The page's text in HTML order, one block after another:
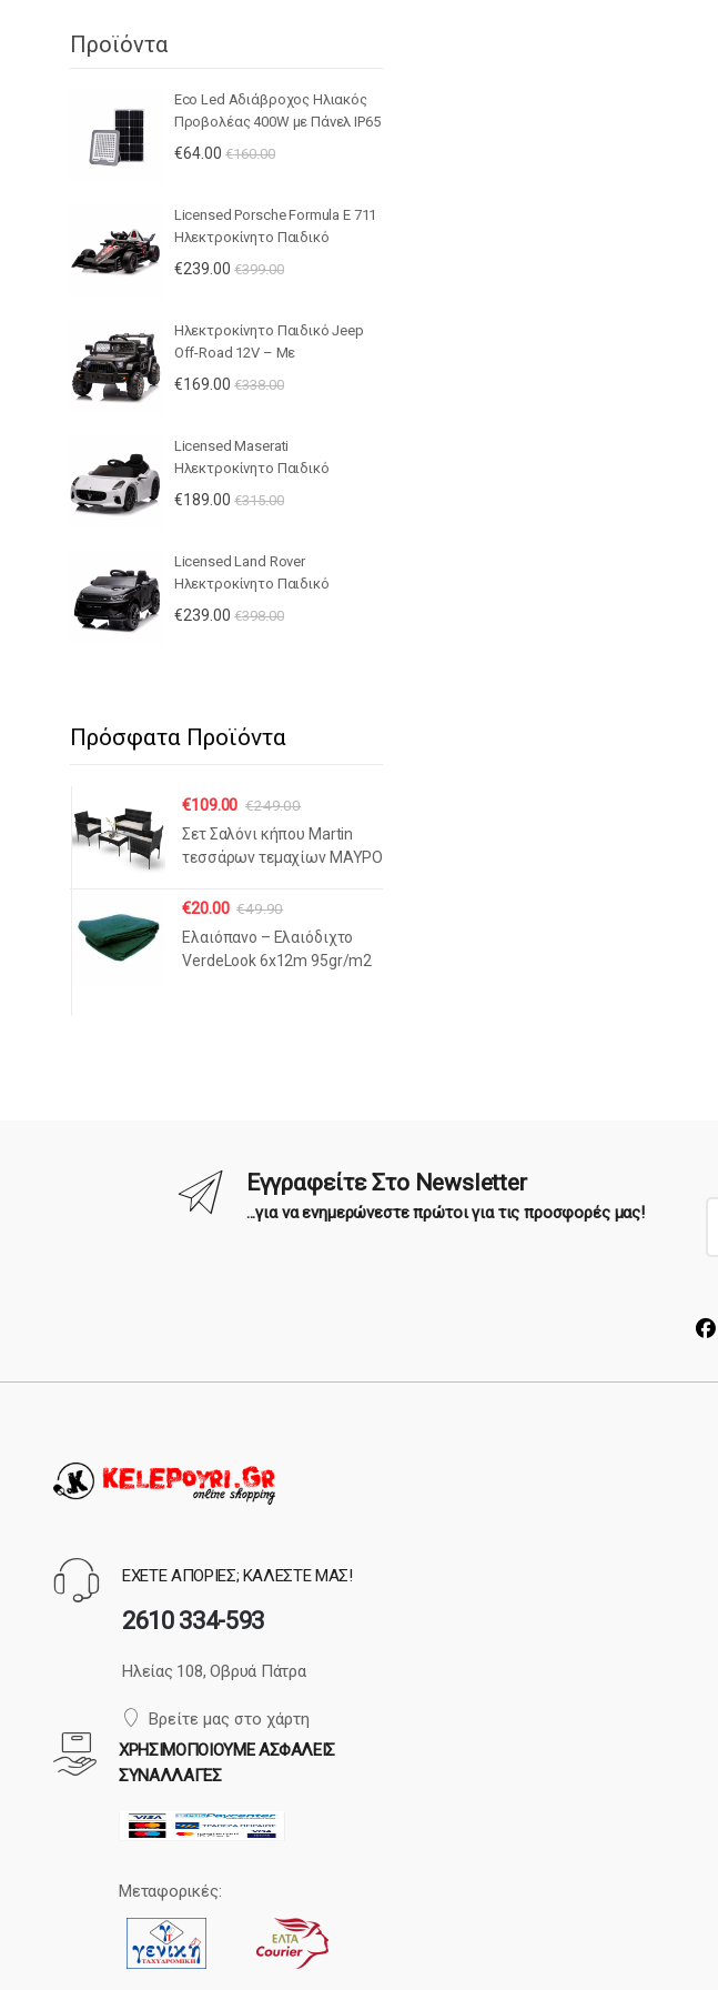
Προϊόντα
Eco Led Αδιάβροχος Ηλιακός
Προβολέας 400W με Πάνελ IP65
– JHD-KFL-G
€64.00 €160.00
Licensed Porsche Formula E 711
Ηλεκτροκίνητο Παιδικό
Μονοθέσιο 12V – Με
€239.00 €399.00
Ηλεκτροκίνητο Παιδικό Jeep
Off-Road 12V – Με
Τηλεχειριστήριο, LED Φώτα,
€169.00 €338.00
Licensed Maserati
Ηλεκτροκίνητο Παιδικό
Αυτοκίνητο 12V – Με
ΛΕΥΚΟ
€189.00 €315.00
Licensed Land Rover
Ηλεκτροκίνητο Παιδικό
Αυτοκίνητο 12V – Με
€239.00 €398.00
Πρόσφατα Προϊόντα
€109.00 €249.00
Σετ Σαλόνι κήπου Martin
τεσσάρων τεμαχίων ΜΑΥΡΟ
€20.00 €49.90
Ελαιόπανο – Ελαιόδιχτο
VerdeLook 6x12m 95gr/m2
Εγγραφείτε Στο Newsletter
...για να ενημερώνεστε πρώτοι για τις προσφορές μας!
l
*
ΕΧΕΤΕ ΑΠΟΡΙΕΣ; ΚΑΛΕΣΤΕ ΜΑΣ!
2610 334-593
Ηλείας 108, Οβρυά Πάτρα
Βρείτε μας στο χάρτη
ΧΡΗΣΙΜΟΠΟΙΟΥΜΕ ΑΣΦΑΛΕΙΣ
ΣΥΝΑΛΛΑΓΕΣ
Μεταφορικές: